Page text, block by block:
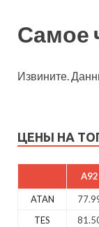
Самое
Извините.
ЦЕНЫ НА
A92
ATAN
TES